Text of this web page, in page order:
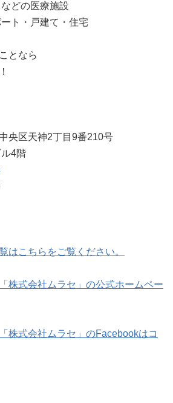
どの医療施設
ト・戸建て・住宅
となら
央区天神2丁目9番210号
4階
はこちらをご覧ください。
株式会社ムラセ」の公式ホームペー
株式会社ムラセ」のFacebookはコ